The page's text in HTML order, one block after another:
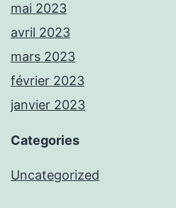
mai 2023
avril 2023
mars 2023
février 2023
janvier 2023
Categories
Uncategorized